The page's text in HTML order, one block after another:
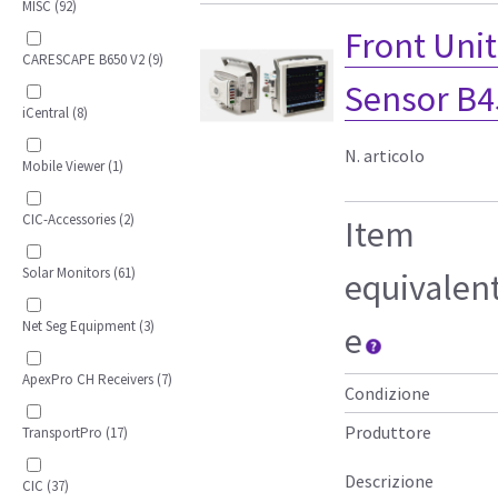
MISC (92)
CARESCAPE B650 V2 (9)
iCentral (8)
Mobile Viewer (1)
CIC-Accessories (2)
Solar Monitors (61)
Net Seg Equipment (3)
ApexPro CH Receivers (7)
TransportPro (17)
CIC (37)
Front
Sensor
N. articolo
Item
e
Condizione
Produttore
Descrizione